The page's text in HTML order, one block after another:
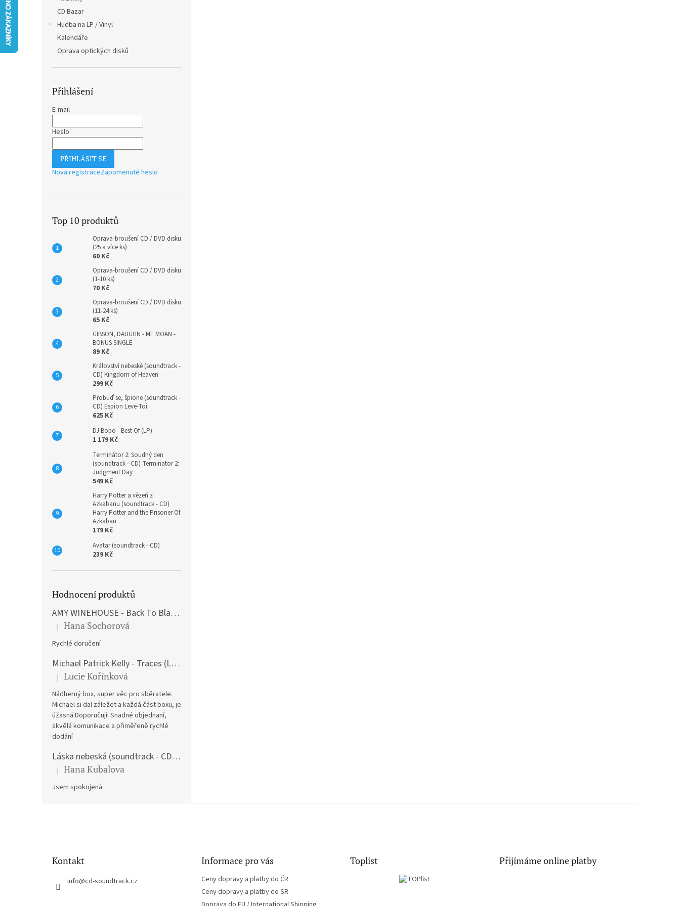
CD Bazar
Hudba na LP / Vinyl
Kalendáře
Oprava optických disků
Přihlášení
E-mail
Heslo
PŘIHLÁSIT SE
Nová registraceZapomenuté heslo
Top 10 produktů
Oprava-broušení CD / DVD disku
(25 a více ks)
60 Kč
Oprava-broušení CD / DVD disku
(1-10 ks)
70 Kč
Oprava-broušení CD / DVD disku
(11-24 ks)
65 Kč
GIBSON, DAUGHN - ME MOAN -
BONUS SINGLE
89 Kč
Království nebeské (soundtrack -
CD) Kingdom of Heaven
299 Kč
Probuď se, špione (soundtrack -
CD) Espion Leve-Toi
625 Kč
DJ Bobo - Best Of (LP)
1 179 Kč
Terminátor 2: Soudný den
(soundtrack - CD) Terminator 2:
Judgment Day
549 Kč
Harry Potter a vězeň z
Azkabanu (soundtrack - CD)
Harry Potter and the Prisoner Of
Azkaban
179 Kč
Avatar (soundtrack - CD)
239 Kč
Hodnocení produktů
AMY WINEHOUSE - Back To Black (LP)
Hodnocení produktu je 5 z 5 hvězdiček.
| Hana Sochorová
Rychlé doručení
Michael Patrick Kelly - Traces (Limited Edition) (Premium Box-Set) (LP)
Hodnocení produktu je 5 z 5 hvězdiček.
| Lucie Kořínková
Nádherný box, super věc pro sběratele.
Michael si dal záležet a každá část boxu, je
úžasná Doporučuji! Snadné objednaní,
skvělá komunikace a přiměřeně rychlé
dodání
Láska nebeská (soundtrack - CD) Love Actually
Hodnocení produktu je 5 z 5 hvězdiček.
| Hana Kubalova
Jsem spokojená
Kontakt
info@cd-soundtrack.cz
Informace pro vás
Ceny dopravy a platby do ČR
Ceny dopravy a platby do SR
Toplist Přijímáme online platby